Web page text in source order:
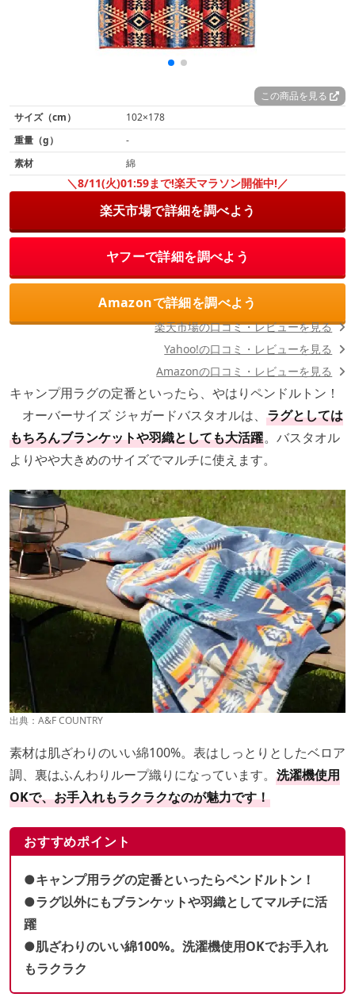
この商品を見る
サイズ（cm）
102×178
重量（g）
-
素材
綿
＼8/11(火)01:59まで!楽天マラソン開催中!／
楽天市場で詳細を調べよう
ヤフーで詳細を調べよう
Amazonで詳細を調べよう
キャンプ用ラグの定番といったら、やはりペンドルトン！
オーバーサイズ ジャガードバスタオルは、 ラグとしては
もちろんブランケットや羽織としても大活躍。バスタオル
よりやや大きめのサイズでマルチに使えます。
出典： A&F COUNTRY
素材は肌ざわりのいい綿100%。表はしっとりとしたベロア
調、裏はふんわりループ織りになっています。 洗濯機使用
OKで、お手入れもラクラクなのが魅力です！
おすすめポイント
●キャンプ用ラグの定番といったらペンドルトン！
●ラグ以外にもブランケットや羽織としてマルチに活
躍
●肌ざわりのいい綿100%。洗濯機使用OKでお手入れ
もラクラク
楽天市場の口コミ・レビューを見る
Yahoo!の口コミ・レビューを見る
Amazonの口コミ・レビューを見る